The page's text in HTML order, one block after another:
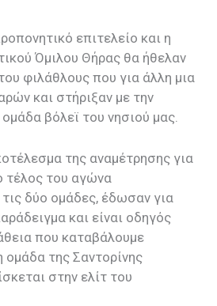
επιτελείο και η
Όμιλου Θήρας θα ήθελαν
φιλάθλους που για άλλη μια
και στήριξαν με την
βόλεϊ του νησιού μας.
της αναμέτρησης για
τέλος του αγώνα
δύο ομάδες, έδωσαν για
και είναι οδηγός
που καταβάλουμε
ομάδα της Σαντορίνης
στην ελίτ του